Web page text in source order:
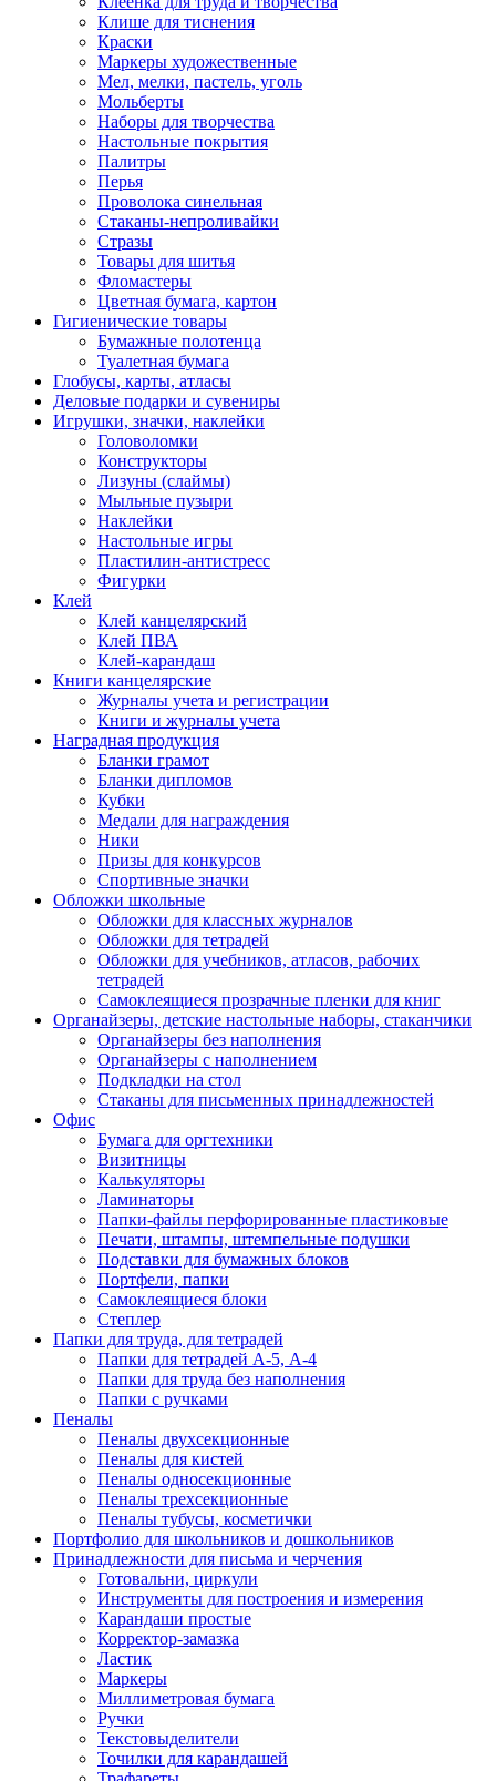
Клише для тиснения
Краски
Маркеры художественные
Мел, мелки, пастель, уголь
Мольберты
Наборы для творчества
Настольные покрытия
Палитры
Перья
Проволока синельная
Стаканы-непроливайки
Стразы
Товары для шитья
Фломастеры
Цветная бумага, картон
Гигиенические товары
Бумажные полотенца
Туалетная бумага
Глобусы, карты, атласы
Деловые подарки и сувениры
Игрушки, значки, наклейки
Головоломки
Конструкторы
Лизуны (слаймы)
Мыльные пузыри
Наклейки
Настольные игры
Пластилин-антистресс
Фигурки
Клей
Клей канцелярский
Клей ПВА
Клей-карандаш
Книги канцелярские
Журналы учета и регистрации
Книги и журналы учета
Наградная продукция
Бланки грамот
Бланки дипломов
Кубки
Медали для награждения
Ники
Призы для конкурсов
Спортивные значки
Обложки школьные
Обложки для классных журналов
Обложки для тетрадей
Обложки для учебников, атласов, рабочих
тетрадей
Самоклеящиеся прозрачные пленки для книг
Органайзеры, детские настольные наборы, стаканчики
Органайзеры без наполнения
Органайзеры с наполнением
Подкладки на стол
Стаканы для письменных принадлежностей
Офис
Бумага для оргтехники
Визитницы
Калькуляторы
Ламинаторы
Папки-файлы перфорированные пластиковые
Печати, штампы, штемпельные подушки
Подставки для бумажных блоков
Портфели, папки
Самоклеящиеся блоки
Степлер
Папки для труда, для тетрадей
Папки для тетрадей А-5, А-4
Папки для труда без наполнения
Папки с ручками
Пеналы
Пеналы двухсекционные
Пеналы для кистей
Пеналы односекционные
Пеналы трехсекционные
Пеналы тубусы, косметички
Портфолио для школьников и дошкольников
Принадлежности для письма и черчения
Готовальни, циркули
Инструменты для построения и измерения
Карандаши простые
Корректор-замазка
Ластик
Маркеры
Миллиметровая бумага
Ручки
Текстовыделители
Точилки для карандашей